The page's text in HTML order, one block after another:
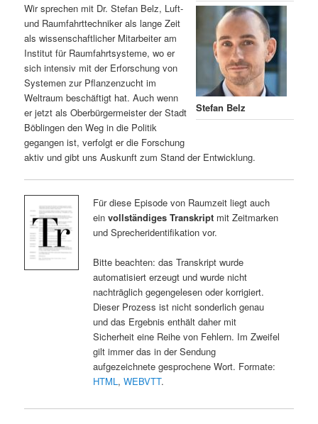
n
g
e
n
Stefan Belz
Wir sprechen mit Dr. Stefan Belz, Luft-
und Raumfahrttechniker als lange Zeit
als wissenschaftlicher Mitarbeiter am
Institut für Raumfahrtsysteme, wo er
sich intensiv mit der Erforschung von
Systemen zur Pflanzenzucht im
Weltraum beschäftigt hat. Auch wenn
er jetzt als Oberbürgermeister der Stadt
Böblingen den Weg in die Politik
gegangen ist, verfolgt er die Forschung
aktiv und gibt uns Auskunft zum Stand der Entwicklung.
Für diese Episode von Raumzeit liegt auch
ein vollständiges Transkriptmit Zeitmarken
und Sprecheridentifikation vor.
Bitte beachten: das Transkript wurde
automatisiert erzeugt und wurde nicht
nachträglich gegengelesen oder korrigiert.
Dieser Prozess ist nicht sonderlich genau
und das Ergebnis enthält daher mit
Sicherheit eine Reihe von Fehlern. Im Zweifel
gilt immer das in der Sendung
aufgezeichnete gesprochene Wort. Formate:
HTML, WEBVTT.